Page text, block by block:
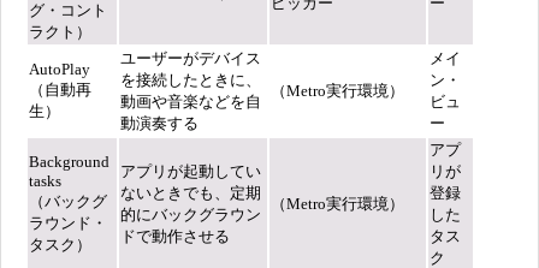
グ・コント
ラクト）
AutoPlay
（自動再
生）
ユーザーがデバイス
を接続したときに、
動画や音楽などを自
動演奏する
（Metro実行環境）
メイ
ン・
ビュ
ー
Background
tasks
（バックグ
ラウンド・
タスク）
アプリが起動してい
ないときでも、定期
的にバックグラウン
ドで動作させる
（Metro実行環境）
アプ
リが
登録
した
タス
ク